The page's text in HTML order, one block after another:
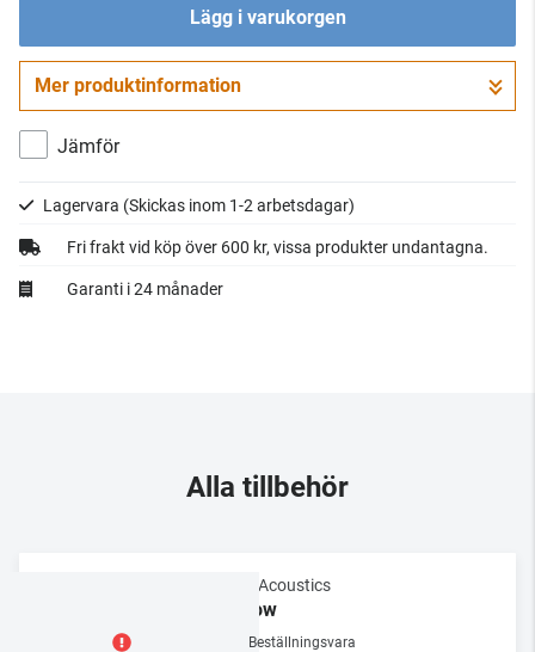
Lägg i varukorgen
Gå till kassan
Mer produktinformation
Jämför
Lagervara (Skickas inom 1-2 arbetsdagar)
Fri frakt vid köp över 600 kr, vissa produkter undantagna.
Garanti i 24 månader
Alla tillbehör
REL Acoustics
Arrow
Beställningsvara